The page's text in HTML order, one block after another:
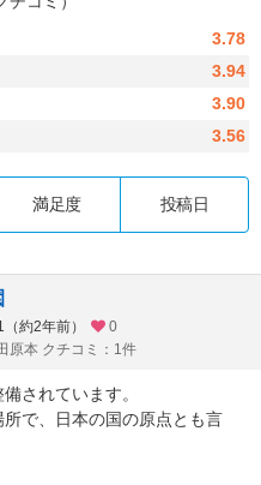
3.78
3.94
3.90
3.56
満足度 投稿日
約2年前）
0
原本 クチコミ：1件
されています。
で、日本の国の原点とも言